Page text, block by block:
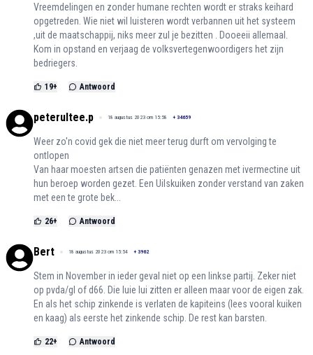
Vreemdelingen en zonder humane rechten wordt er straks keihard
opgetreden. Wie niet wil luisteren wordt verbannen uit het systeem
,uit de maatschappij, niks meer zul je bezitten . Dooeeii allemaal.
Kom in opstand en verjaag de volksvertegenwoordigers het zijn
bedriegers.
19+ Antwoord
peterultee.p 18 augustus 2023 om 15:58 + 34659
Weer zo'n covid gek die niet meer terug durft om vervolging te
ontlopen
Van haar moesten artsen die patiënten genazen met ivermectine uit
hun beroep worden gezet. Een Uilskuiken zonder verstand van zaken
met een te grote bek...
26+ Antwoord
Bert 18 augustus 2023 om 15:54 + 3962
Stem in November in ieder geval niet op een linkse partij. Zeker niet
op pvda/gl of d66. Die luie lui zitten er alleen maar voor de eigen zak.
En als het schip zinkende is verlaten de kapiteins (lees vooral kuiken
en kaag) als eerste het zinkende schip. De rest kan barsten.
22+ Antwoord